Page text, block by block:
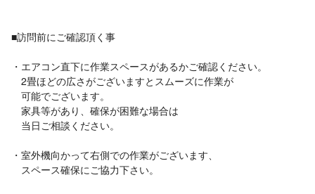
■訪問前にご確認頂く事
・エアコン直下に作業スペースがあるかご確認ください。
2畳ほどの広さがございますとスムーズに作業が
可能でございます。
家具等があり、確保が困難な場合は
当日ご相談ください。
・室外機向かって右側での作業がございます、
スペース確保にご協力下さい。